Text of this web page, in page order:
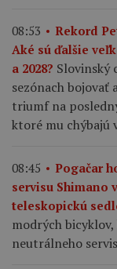
08:53
Rekord
Aké sú ďalšie
a 2028? Slovinský
sezónach
triumf na
ktoré mu chýbajú
08:45
Pogačar
servisu Shimano
teleskopickú
modrých
neutrálneho